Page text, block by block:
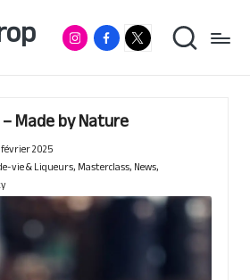
InstagramFacebook
RumX
App
– Made by Nature
2025
vie & Liqueurs, Masterclass, News,